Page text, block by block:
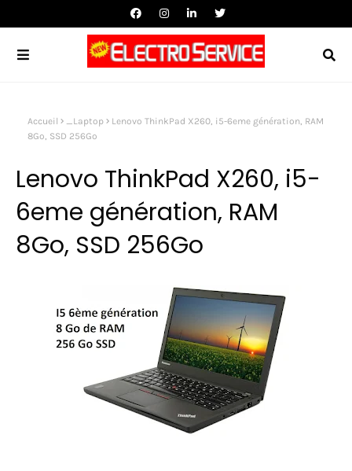
Accueil _Laptop
Lenovo ThinkPad X260, i5-6eme génération, RAM
8Go, SSD 256Go
Lenovo ThinkPad X260, i5-
6eme génération, RAM
8Go, SSD 256Go